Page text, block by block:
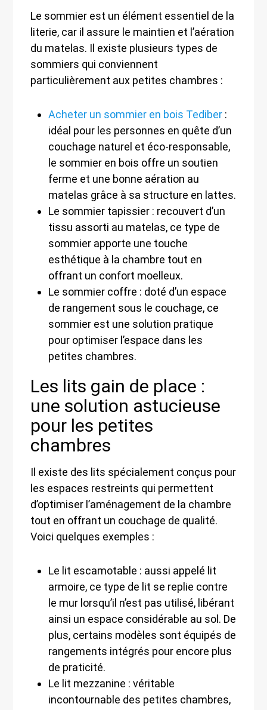
Le sommier est un élément essentiel de la
literie, car il assure le maintien et l’aération
du matelas. Il existe plusieurs types de
sommiers qui conviennent
particulièrement aux petites chambres :
Acheter un sommier en bois Tediber :
idéal pour les personnes en quête d’un
couchage naturel et éco-responsable,
le sommier en bois offre un soutien
ferme et une bonne aération au
matelas grâce à sa structure en lattes.
Le sommier tapissier : recouvert d’un
tissu assorti au matelas, ce type de
sommier apporte une touche
esthétique à la chambre tout en
offrant un confort moelleux.
Le sommier coffre : doté d’un espace
de rangement sous le couchage, ce
sommier est une solution pratique
pour optimiser l’espace dans les
petites chambres.
Les lits gain de place :
une solution astucieuse
pour les petites
chambres
Il existe des lits spécialement conçus pour
les espaces restreints qui permettent
d’optimiser l’aménagement de la chambre
tout en offrant un couchage de qualité.
Voici quelques exemples :
Le lit escamotable : aussi appelé lit
armoire, ce type de lit se replie contre
le mur lorsqu’il n’est pas utilisé, libérant
ainsi un espace considérable au sol. De
plus, certains modèles sont équipés de
rangements intégrés pour encore plus
de praticité.
Le lit mezzanine : véritable
incontournable des petites chambres,